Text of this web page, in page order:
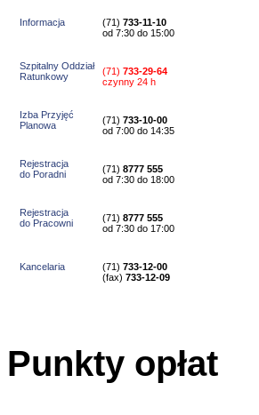
Informacja (71) 733-11-10
od 7:30 do 15:00
Szpitalny Oddział
Ratunkowy
(71) 733-29-64
czynny 24 h
Izba Przyjęć
Planowa
(71) 733-10-00
od 7:00 do 14:35
Rejestracja
do Poradni
(71) 8777 555
od 7:30 do 18:00
Rejestracja
do Pracowni
(71) 8777 555
od 7:30 do 17:00
Kancelaria (71) 733-12-00
(fax) 733-12-09
Punkty opłat